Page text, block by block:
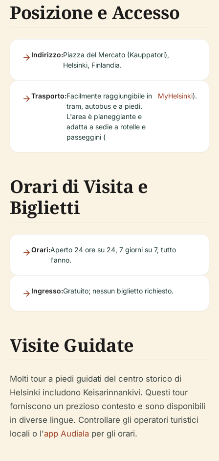
Posizione e Accesso
Indirizzo:Piazza del Mercato (Kauppatori),
Helsinki, Finlandia.
Trasporto:Facilmente raggiungibile in
tram, autobus e a piedi.
L'area è pianeggiante e
adatta a sedie a rotelle e
passeggini (
MyHelsinki).
Orari di Visita e
Biglietti
Orari:Aperto 24 ore su 24, 7 giorni su 7, tutto
l'anno.
Ingresso:Gratuito; nessun biglietto richiesto.
Visite Guidate
Molti tour a piedi guidati del centro storico di
Helsinki includono Keisarinnankivi. Questi tour
forniscono un prezioso contesto e sono disponibili
in diverse lingue. Controllare gli operatori turistici
locali o l'app Audiala per gli orari.